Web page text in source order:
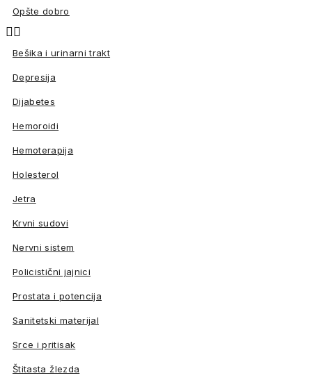
Opšte dobro

Bešika i urinarni trakt
Depresija
Dijabetes
Hemoroidi
Hemoterapija
Holesterol
Jetra
Krvni sudovi
Nervni sistem
Policistični jajnici
Prostata i potencija
Sanitetski materijal
Srce i pritisak
Štitasta žlezda